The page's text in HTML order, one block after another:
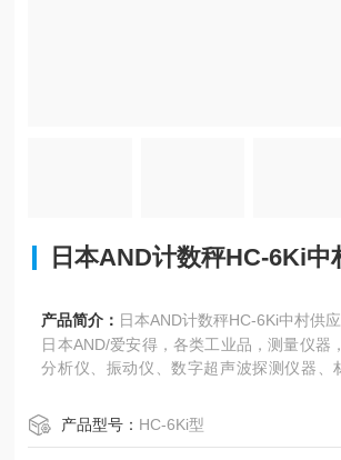
日本AND计数秤HC-6Ki中
产品简介： 日本AND计数秤HC-6Ki中村供应
日本AND/爱安得，各类工业品，测量仪器
分析仪、振动仪、数字超声波探测仪器、
重传感器、数据处理系统等通过内置特殊
进行高精度测量。
产品型号： HC-6Ki型